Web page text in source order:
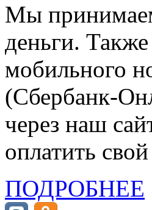
Мы
деньги.
мобильного
(Сбербанк-
через наш
оплатить
ПОДРОБНЕЕ